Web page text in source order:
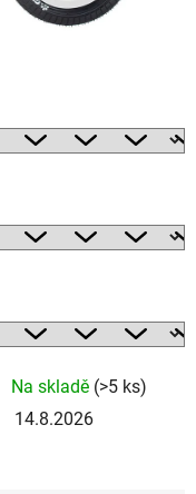
Na skladě (>5 ks)
14.8.2026